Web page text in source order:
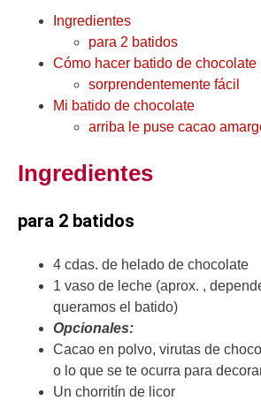
Ingredientes
para 2 batidos
Cómo hacer batido de chocolate
sorprendentemente fácil
Mi batido de chocolate
arriba le puse cacao
Ingredientes
para 2 batidos
4 cdas. de helado de chocolate
1 vaso de leche (aprox. ,
queramos el batido)
Opcionales:
Cacao en polvo, virutas de
o lo que se te ocurra para
Un chorritín de licor